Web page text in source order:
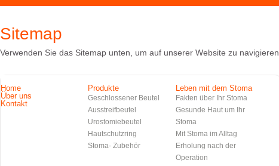
Sitemap
Verwenden Sie das Sitemap unten, um auf unserer Website zu navigieren.
Home
Über uns
Kontakt
Produkte
Geschlossener Beutel
Ausstreifbeutel
Urostomiebeutel
Hautschutzring
Stoma- Zubehör
Leben mit dem Stoma
Fakten über Ihr Stoma
Gesunde Haut um Ihr
Stoma
Mit Stoma im Alltag
Erholung nach der
Operation